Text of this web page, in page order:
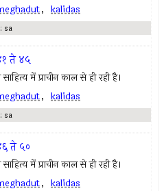
, kalidas
sa
ते ४५
में प्राचीन काल से ही रही है।
, kalidas
sa
ते ५०
में प्राचीन काल से ही रही है।
, kalidas